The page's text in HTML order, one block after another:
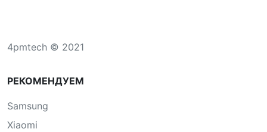
4pmtech © 2021
РЕКОМЕНДУЕМ
Samsung
Xiaomi